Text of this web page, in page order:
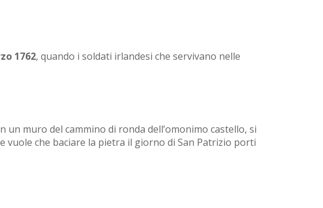
1762, quando i soldati irlandesi che servivano nelle
un muro del cammino di ronda dell’omonimo castello, si
vuole che baciare la pietra il giorno di San Patrizio porti